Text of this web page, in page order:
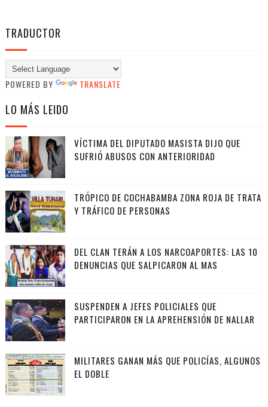
TRADUCTOR
POWERED BY TRANSLATE
LO MÁS LEIDO
VÍCTIMA DEL DIPUTADO MASISTA DIJO QUE
SUFRIÓ ABUSOS CON ANTERIORIDAD
TRÓPICO DE COCHABAMBA ZONA ROJA DE TRATA
Y TRÁFICO DE PERSONAS
DEL CLAN TERÁN A LOS NARCOAPORTES: LAS 10
DENUNCIAS QUE SALPICARON AL MAS
SUSPENDEN A JEFES POLICIALES QUE
PARTICIPARON EN LA APREHENSIÓN DE NALLAR
MILITARES GANAN MÁS QUE POLICÍAS, ALGUNOS
EL DOBLE